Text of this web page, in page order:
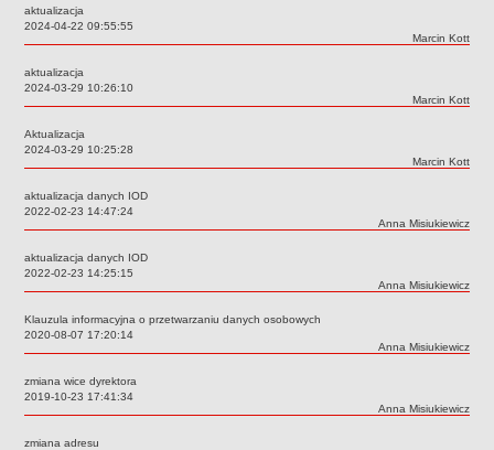
Kontrole
Sprawozdania
Deklaracja dostępności
PORADNIE PSYCHOLOGICZNO-PEDAGOGICZNE
Dane podstawowe
Majątek
Godziny dyżurów
Ogłoszenia
Zarządzenia
Rejestry, ewidencje, archiwa
PONOWNE WYKORZYSTYWANIE
aktualizacja
Data:
2024-04-22 09:55:55
Autor:
Marcin Kott
aktualizacja
Data:
2024-03-29 10:26:10
Autor:
Marcin Kott
Aktualizacja
Data:
2024-03-29 10:25:28
Autor:
Marcin Kott
aktualizacja danych IOD
Data:
2022-02-23 14:47:24
Autor:
Anna Misiukiewicz
aktualizacja danych IOD
Data:
2022-02-23 14:25:15
Autor:
Anna Misiukiewicz
Klauzula informacyjna o przetwarzaniu danych osobowych
Data:
2020-08-07 17:20:14
Autor:
Anna Misiukiewicz
zmiana wice dyrektora
Data:
2019-10-23 17:41:34
Autor:
Anna Misiukiewicz
zmiana adresu